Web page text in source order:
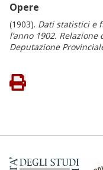
Opere
(1903). Dati statistici e
l’anno 1902.
Deputazione